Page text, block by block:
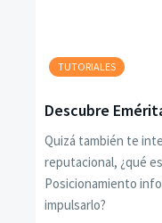
TUTORIALES
Descubre
Quizá también te
reputacional, ¿qué
Posicionamiento
impulsarlo?